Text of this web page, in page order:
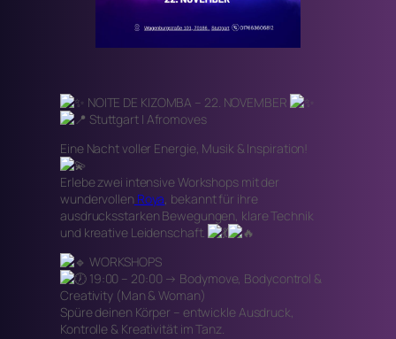
NOITE DE KIZOMBA – 22. NOVEMBER
Stuttgart | Afromoves
Eine Nacht voller Energie, Musik & Inspiration!
Erlebe zwei intensive Workshops mit der
wundervollen Roya, bekannt für ihre
ausdrucksstarken Bewegungen, klare Technik
und kreative Leidenschaft.
WORKSHOPS
19:00 – 20:00 → Bodymove, Bodycontrol &
Creativity (Man & Woman)
Spüre deinen Körper – entwickle Ausdruck,
Kontrolle & Kreativität im Tanz.